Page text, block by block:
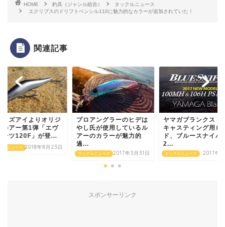
HOME 釣具（ジャンル総合）
タックルニュース
エクリプスのドリフトペンシル110に魅力的なカラーが追加されていた！
関連記事
ルニュース
イズアイよりオリジ
ルアー第1弾「エヴ
ーツ120F」が登...
2018年8月23日
タックルニュース
プロアングラーのヒデは
やし氏が使用しているル
アーのカラーが魅力的
過...
2017年3月31日 タックルニュース
ヤマガブランクス シ
キャスティング用ロ
ド、ブルースナイパ
2...
2017年1
スポンサーリンク